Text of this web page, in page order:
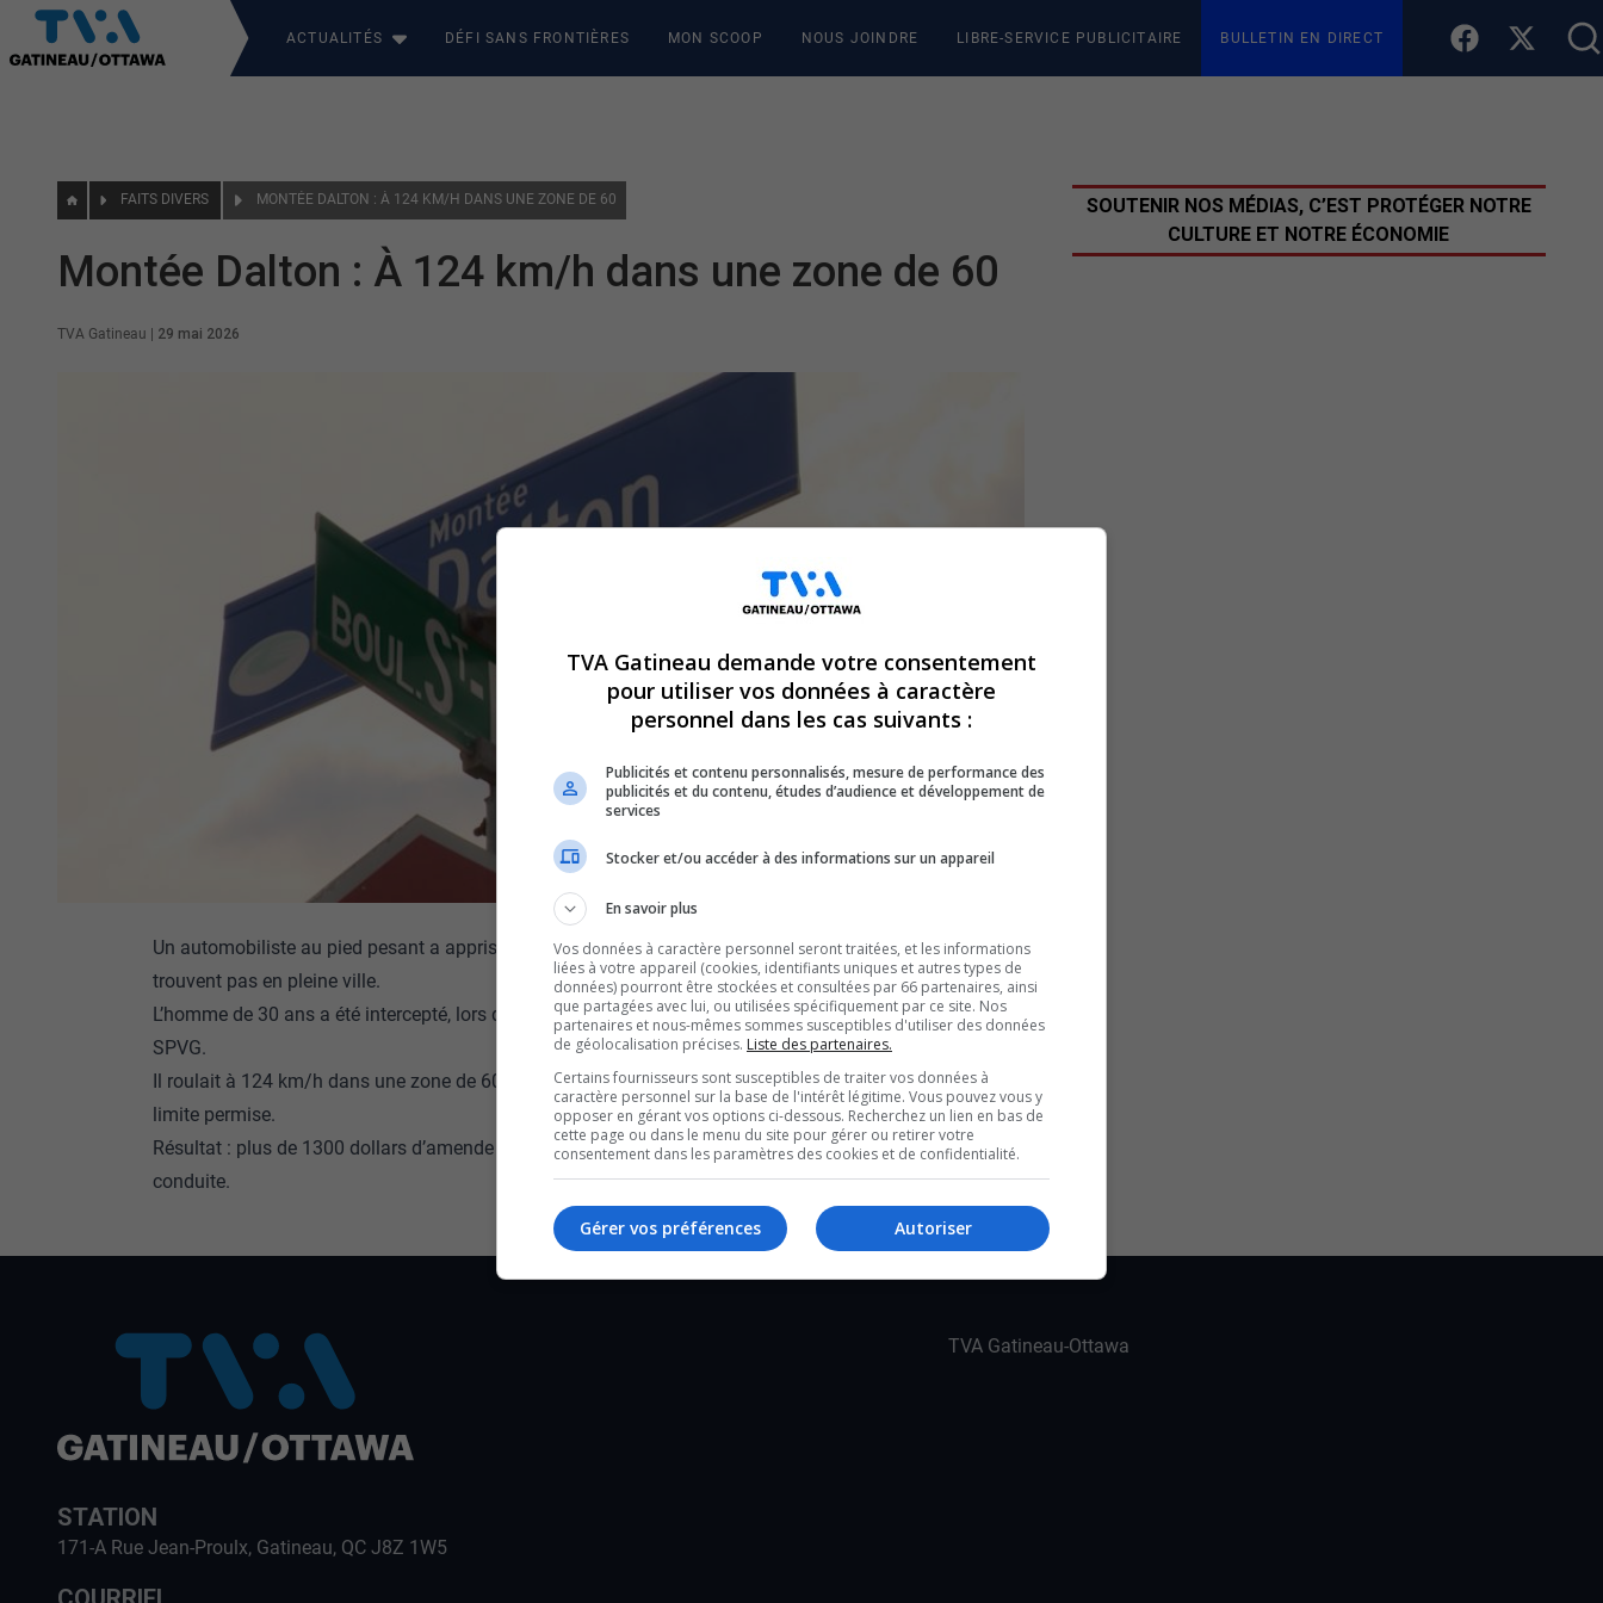
ACTUALITÉS DÉFI SANS FRONTIÈRES MON SCOOP NOUS JOINDRE LIBRE-SERVICE PUBLICITAIRE BULLETIN EN DIRECT
FAITS DIVERS MONTÉE DALTON : À 124 KM/H DANS UNE ZONE DE 60
Montée Dalton : À 124 km/h dans une zone de 60
TVA Gatineau 29 mai 2026
Un automobiliste au pied pesant a appris à ses dépens que les pistes de courses ne se
trouvent pas en pleine ville.
L’homme de 30 ans a été intercepté, lors d’une opération de contrôle de vitesse menée par le
SPVG.
Il roulait à 124 km/h dans une zone de 60 sur la Montée Dalton, soit plus du double de la
limite permise.
Résultat : plus de 1300 dollars d’amende et 14 points d’inaptitude ajoutés à son dossier de
conduite.
SOUTENIR NOS MÉDIAS, C’EST PROTÉGER NOTRE
CULTURE ET NOTRE ÉCONOMIE
STATION
171-A Rue Jean-Proulx, Gatineau, QC J8Z 1W5
TVA Gatineau-Ottawa
TVA Gatineau demande votre consentement
pour utiliser vos données à caractère
personnel dans les cas suivants :
Publicités et contenu personnalisés, mesure de performance des
publicités et du contenu, études d’audience et développement de
services
Stocker et/ou accéder à des informations sur un appareil
En savoir plus
Vos données à caractère personnel seront traitées, et les informations
liées à votre appareil (cookies, identifiants uniques et autres types de
données) pourront être stockées et consultées par 66 partenaires, ainsi
que partagées avec lui, ou utilisées spécifiquement par ce site. Nos
partenaires et nous-mêmes sommes susceptibles d'utiliser des données
de géolocalisation précises. Liste des partenaires.
Certains fournisseurs sont susceptibles de traiter vos données à
caractère personnel sur la base de l'intérêt légitime. Vous pouvez vous y
opposer en gérant vos options ci-dessous. Recherchez un lien en bas de
cette page ou dans le menu du site pour gérer ou retirer votre
consentement dans les paramètres des cookies et de confidentialité.
Autoriser
Gérer vos préférences